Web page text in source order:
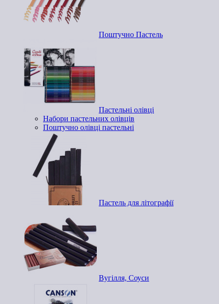
Поштучно Пастель
Пастельні олівці
Набори пастельних олівців
Поштучно олівці пастельні
Пастель для літографії
Вугілля, Соуси